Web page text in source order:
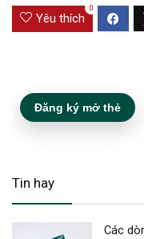
Yêu thích
0
Đăng ký mở thẻ
Tin hay
Các